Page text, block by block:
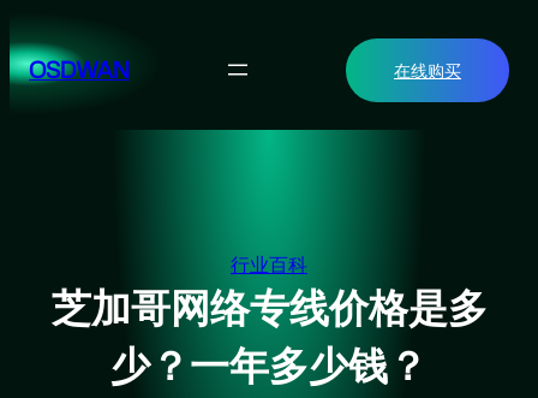
至
内OSDWAN 在线购买
行业百科
芝加哥网络专线价格是多
少？一年多少钱？